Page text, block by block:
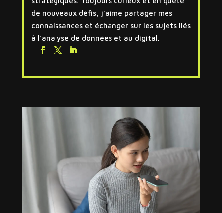
de nouveaux défis, j'aime partager mes
connaissances et échanger sur les sujets liés
à l'analyse de données et au digital.